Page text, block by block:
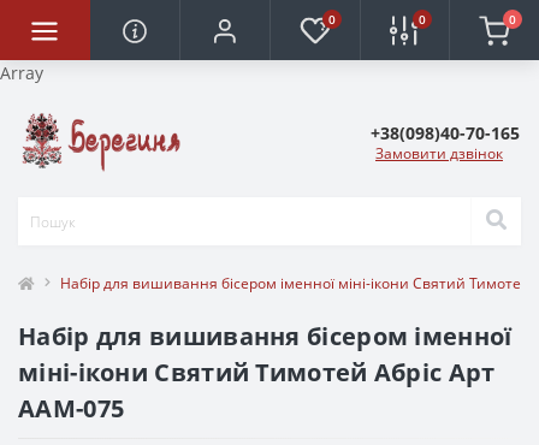
Array
0 0 0
+38(098)40-70-165
Замовити дзвінок
Набір для вишивання бісером іменної міні-ікони Святий
Набір для вишивання бісером іменної
міні-ікони Святий Тимотей Абріс Арт
ААМ-075